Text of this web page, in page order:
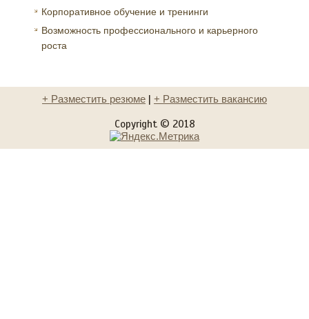
Корпоративное обучение и тренинги
Возможность профессионального и карьерного
роста
+ Разместить резюме | + Разместить вакансию
Copyright © 2018